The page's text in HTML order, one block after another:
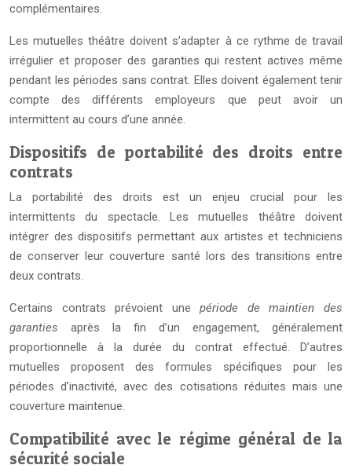
complémentaires.
Les mutuelles théâtre doivent s’adapter à ce rythme de travail
irrégulier et proposer des garanties qui restent actives même
pendant les périodes sans contrat. Elles doivent également tenir
compte des différents employeurs que peut avoir un
intermittent au cours d’une année.
Dispositifs de portabilité des droits entre
contrats
La portabilité des droits est un enjeu crucial pour les
intermittents du spectacle. Les mutuelles théâtre doivent
intégrer des dispositifs permettant aux artistes et techniciens
de conserver leur couverture santé lors des transitions entre
deux contrats.
Certains contrats prévoient unepériode de maintien des
garanties après la fin d’un engagement, généralement
proportionnelle à la durée du contrat effectué. D’autres
mutuelles proposent des formules spécifiques pour les
périodes d’inactivité, avec des cotisations réduites mais une
couverture maintenue.
Compatibilité avec le régime général de la
sécurité sociale